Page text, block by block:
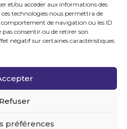
et/ou accéder aux informations des
technologies nous permettra de
comportement de navigation ou les ID
pas consentir ou de retirer son
négatif sur certaines caractéristiques
Refuser
préférences
Notre-Dame-des-
par Jean Soumagne
de Maine-et-
académiques de